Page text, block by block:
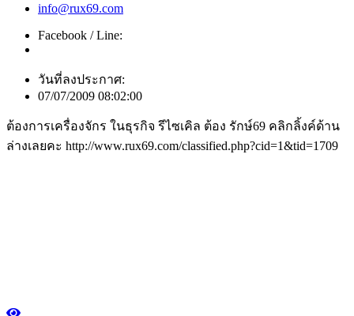
info@rux69.com
Facebook / Line:
วันที่ลงประกาศ:
07/07/2009 08:02:00
ต้องการเครื่องจักร ในธุรกิจ รีไซเคิล ต้อง รักษ์69 คลิกลิ้งค์ด้าน
ล่างเลยคะ http://www.rux69.com/classified.php?cid=1&tid=1709